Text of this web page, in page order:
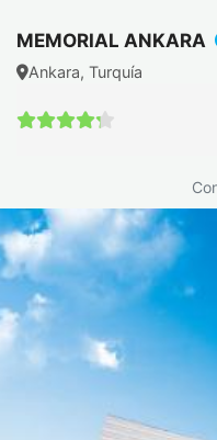
MEMORIAL ANKARA
Ankara, Turquía